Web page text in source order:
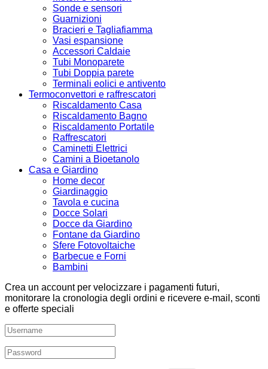
Sonde e sensori
Guarnizioni
Bracieri e Tagliafiamma
Vasi espansione
Accessori Caldaie
Tubi Monoparete
Tubi Doppia parete
Terminali eolici e antivento
Termoconvettori e raffrescatori
Riscaldamento Casa
Riscaldamento Bagno
Riscaldamento Portatile
Raffrescatori
Caminetti Elettrici
Camini a Bioetanolo
Casa e Giardino
Home decor
Giardinaggio
Tavola e cucina
Docce Solari
Docce da Giardino
Fontane da Giardino
Sfere Fotovoltaiche
Barbecue e Forni
Bambini
Crea un account per velocizzare i pagamenti futuri,
monitorare la cronologia degli ordini e ricevere e-mail, sconti
e offerte speciali